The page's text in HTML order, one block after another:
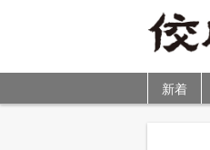
新着